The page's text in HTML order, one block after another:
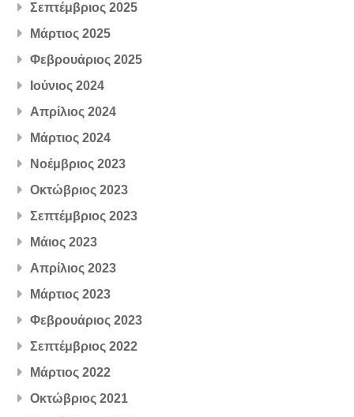
Σεπτέμβριος 2025
Μάρτιος 2025
Φεβρουάριος 2025
Ιούνιος 2024
Απρίλιος 2024
Μάρτιος 2024
Νοέμβριος 2023
Οκτώβριος 2023
Σεπτέμβριος 2023
Μάιος 2023
Απρίλιος 2023
Μάρτιος 2023
Φεβρουάριος 2023
Σεπτέμβριος 2022
Μάρτιος 2022
Οκτώβριος 2021